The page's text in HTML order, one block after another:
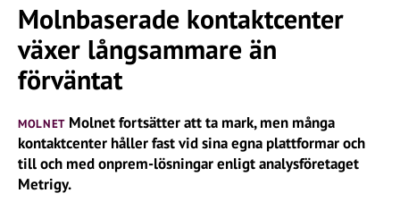
Molnbaserade kontaktcenter
växer långsammare än
förväntat
MOLNETMolnet fortsätter att ta mark, men många
kontaktcenter håller fast vid sina egna plattformar och
till och med onprem-lösningar enligt analysföretaget
Metrigy.